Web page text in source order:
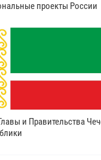
проекты России
и Правительства